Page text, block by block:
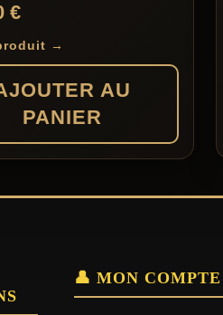
€
→
AU
PANIER
👤 MON COMPTE